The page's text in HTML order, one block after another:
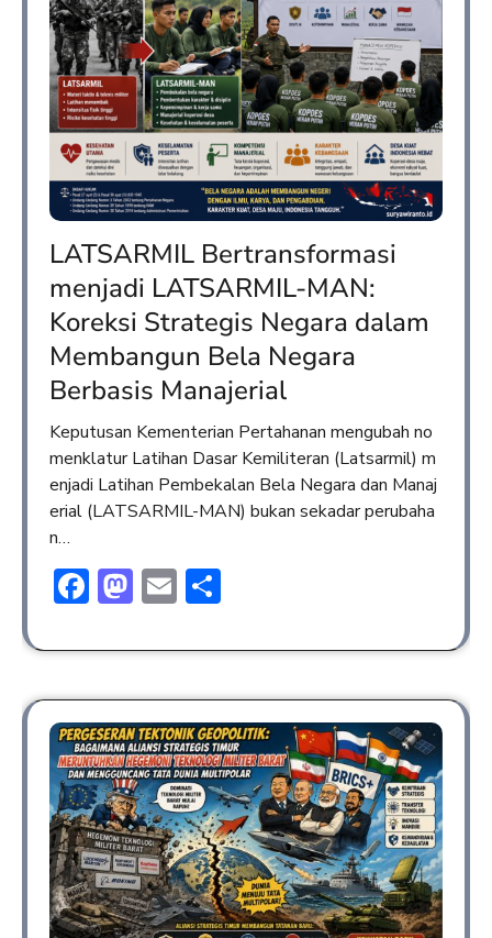
LATSARMIL Bertransformasi
menjadi LATSARMIL-MAN:
Koreksi Strategis Negara dalam
Membangun Bela Negara
Berbasis Manajerial
Keputusan Kementerian Pertahanan mengubah no
menklatur Latihan Dasar Kemiliteran (Latsarmil) m
enjadi Latihan Pembekalan Bela Negara dan Manaj
erial (LATSARMIL-MAN) bukan sekadar perubaha
n…
Facebook
Mastodon
Email